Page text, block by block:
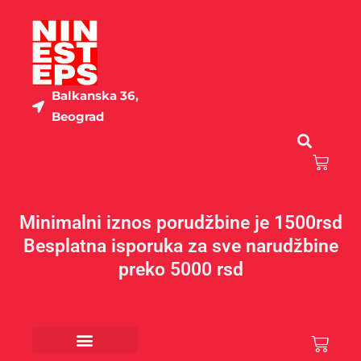
садржај
Balkanska 36,
Beograd
Cart
Minimalni iznos porudžbine je 1500rsd
Besplatna isporuka za sve narudžbine
preko 5000 rsd
Cart